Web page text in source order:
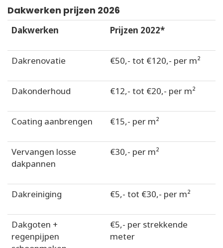
Dakwerken prijzen 2026
Dakwerken Prijzen 2022*
Dakrenovatie €50,- tot €120,- per m²
Dakonderhoud €12,- tot €20,- per m²
Coating aanbrengen €15,- per m²
Vervangen losse
dakpannen
€30,- per m²
Dakreiniging €5,- tot €30,- per m²
Dakgoten +
regenpijpen
€5,- per strekkende
meter